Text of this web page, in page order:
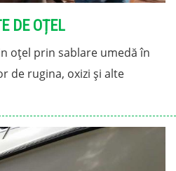
DE OȚEL
oțel prin sablare umedă în
de rugina, oxizi și alte